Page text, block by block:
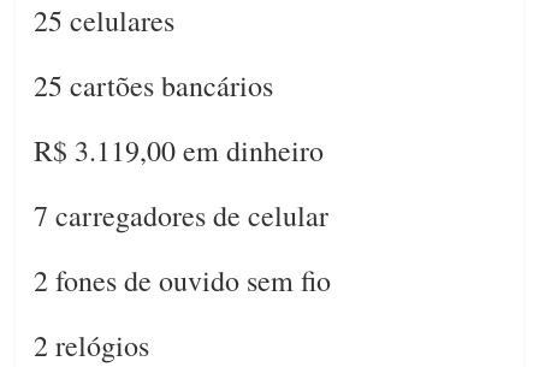
25 celulares
25 cartões bancários
R$ 3.119,00 em dinheiro
7 carregadores de celular
2 fones de ouvido sem fio
2 relógios